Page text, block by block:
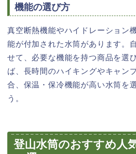
機能の選び方
真空断熱機能やハイドレーション
能が付加された水筒があります。
せて、必要な機能を持つ商品を選
ば、長時間のハイキングやキャン
合、保温・保冷機能が高い水筒を
う。
登山水筒のおすすめ人